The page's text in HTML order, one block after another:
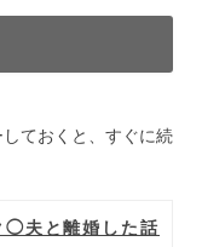
ておくと、すぐに続
◯夫と離婚した話